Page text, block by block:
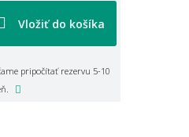
Vložiť do košíka
pripočítať rezervu 5-10